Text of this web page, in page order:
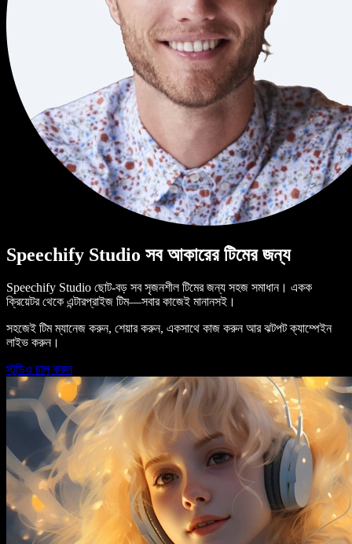
Speechify Studio সব আকারের টিমের জন্য
Speechify Studio ছোট-বড় সব সৃজনশীল টিমের জন্য সহজ সমাধান। একক
ক্রিয়েটর থেকে এন্টারপ্রাইজ টিম—সবার কাজেই মানানসই।
সহজেই টিম ম্যানেজ করুন, শেয়ার করুন, একসাথে কাজ করুন আর ঝটপট ক্যাম্পেইন
লাইভ করুন।
স্টুডিও চালু করুন